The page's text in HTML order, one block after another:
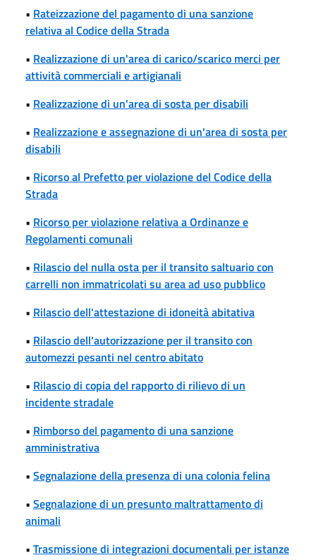
• Rateizzazione del pagamento di una sanzione
relativa al Codice della Strada
• Realizzazione di un'area di carico/scarico merci per
attività commerciali e artigianali
• Realizzazione di un'area di sosta per disabili
• Realizzazione e assegnazione di un'area di sosta per
disabili
• Ricorso al Prefetto per violazione del Codice della
Strada
• Ricorso per violazione relativa a Ordinanze e
Regolamenti comunali
• Rilascio del nulla osta per il transito saltuario con
carrelli non immatricolati su area ad uso pubblico
• Rilascio dell'attestazione di idoneità abitativa
• Rilascio dell'autorizzazione per il transito con
automezzi pesanti nel centro abitato
• Rilascio di copia del rapporto di rilievo di un
incidente stradale
• Rimborso del pagamento di una sanzione
amministrativa
• Segnalazione della presenza di una colonia felina
• Segnalazione di un presunto maltrattamento di
animali
• Trasmissione di integrazioni documentali per istanze